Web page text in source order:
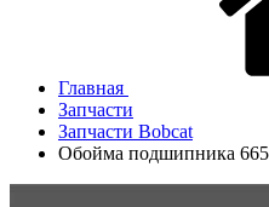
Главная
Запчасти
Запчасти Bobcat
Обойма подшипника